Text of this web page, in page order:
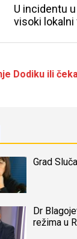
U incidentu
visoki
Dodiku ili
Grad
Dr
režima u